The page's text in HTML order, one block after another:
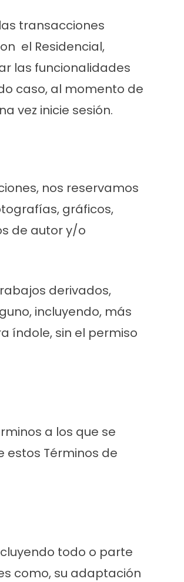
transacciones
el Residencial,
las funcionalidades
caso, al momento de
vez inicie sesión.
nos reservamos
gráficos,
de autor y/o
derivados,
incluyendo, más
índole, sin el permiso
a los que se
estos Términos de
todo o parte
como, su adaptación